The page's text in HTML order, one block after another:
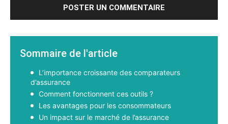
Sommaire de l'article
L’importance croissante des comparateurs
d’assurance
Comment fonctionnent ces outils ?
Les avantages pour les consommateurs
Un impact sur le marché de l’assurance